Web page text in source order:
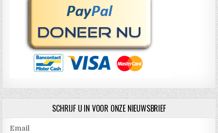
SCHRIJF U IN VOOR ONZE NIEUWSBRIEF
Email